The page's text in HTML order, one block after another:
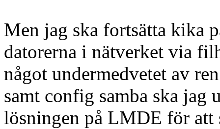
Men jag ska fortsätta kika
datorerna i nätverket via
något undermedvetet av
samt config samba ska jag
lösningen på LMDE för